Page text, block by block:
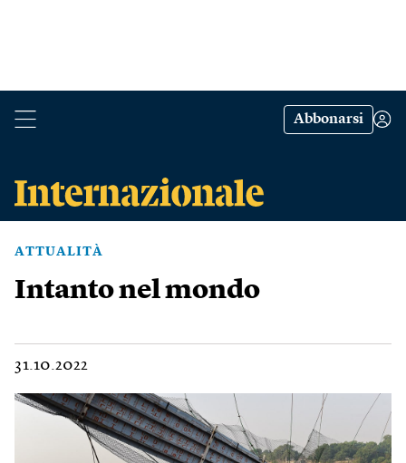
Abbonarsi
ATTUALITÀ
Intanto nel mondo
31.10.2022